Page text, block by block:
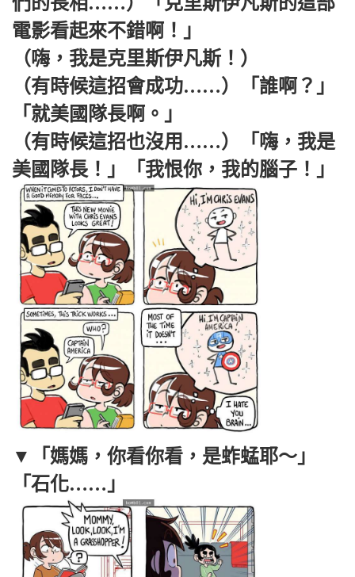
電影看起來不錯啊！」
（嗨，我是克里斯伊凡斯！）
（有時候這招會成功……）「誰啊？」
「就美國隊長啊。」
（有時候這招也沒用……）「嗨，我是
美國隊長！」「我恨你，我的腦子！」
▼「媽媽，你看你看，是蚱蜢耶～」
「石化……」